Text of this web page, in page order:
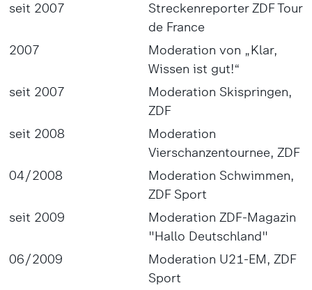
seit 2007
Streckenreporter ZDF Tour
de France
2007
Moderation von „Klar,
Wissen ist gut!“
seit 2007
Moderation Skispringen,
ZDF
seit 2008
Moderation
Vierschanzentournee, ZDF
04/2008
Moderation Schwimmen,
ZDF Sport
seit 2009
Moderation ZDF-Magazin
"Hallo Deutschland"
06/2009
Moderation U21-EM, ZDF
Sport